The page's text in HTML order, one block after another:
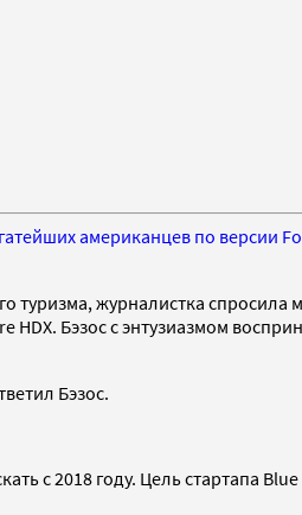
американцев по версии
туризма, журналистка спросила
Бэзос с энтузиазмом
Бэзос.
с 2018 году. Цель стартапа